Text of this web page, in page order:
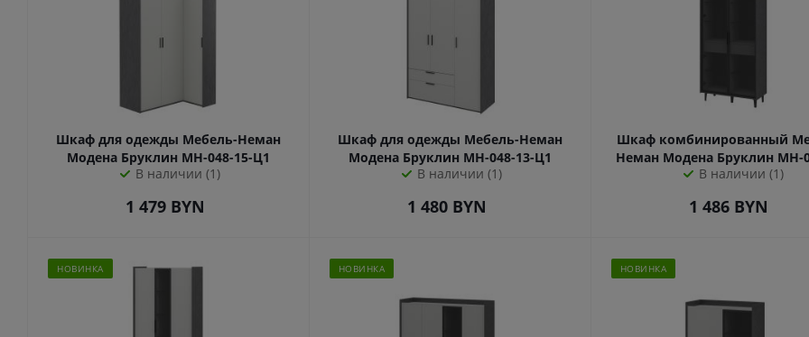
Шкаф для одежды Мебель-Неман
Модена Бруклин МН-048-15-Ц1
В наличии (1)
1 479 BYN
Шкаф для одежды Мебель-Неман
Модена Бруклин МН-048-13-Ц1
В наличии (1)
1 480 BYN
Шкаф комбинированный
Неман Модена Бруклин МН-
Ц1
В наличии (1)
1 486 BYN
НОВИНКА НОВИНКА НОВИНКА